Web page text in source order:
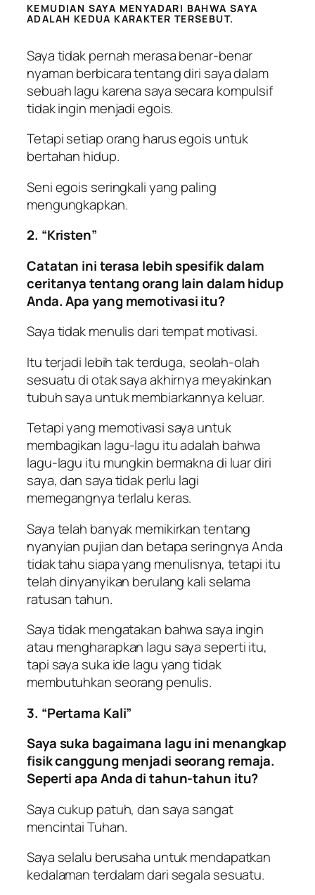
KEMUDIAN SAYA MENYADARI BAHWA SAYA
ADALAH KEDUA KARAKTER TERSEBUT.
Saya tidak pernah merasa benar-benar
nyaman berbicara tentang diri saya dalam
sebuah lagu karena saya secara kompulsif
tidak ingin menjadi egois.
Tetapi setiap orang harus egois untuk
bertahan hidup.
Seni egois seringkali yang paling
mengungkapkan.
2. “Kristen”
Catatan ini terasa lebih spesifik dalam
ceritanya tentang orang lain dalam hidup
Anda. Apa yang memotivasi itu?
Saya tidak menulis dari tempat motivasi.
Itu terjadi lebih tak terduga, seolah-olah
sesuatu di otak saya akhirnya meyakinkan
tubuh saya untuk membiarkannya keluar.
Tetapi yang memotivasi saya untuk
membagikan lagu-lagu itu adalah bahwa
lagu-lagu itu mungkin bermakna di luar diri
saya, dan saya tidak perlu lagi
memegangnya terlalu keras.
Saya telah banyak memikirkan tentang
nyanyian pujian dan betapa seringnya Anda
tidak tahu siapa yang menulisnya, tetapi itu
telah dinyanyikan berulang kali selama
ratusan tahun.
Saya tidak mengatakan bahwa saya ingin
atau mengharapkan lagu saya seperti itu,
tapi saya suka ide lagu yang tidak
membutuhkan seorang penulis.
3. “Pertama Kali”
Saya suka bagaimana lagu ini menangkap
fisik canggung menjadi seorang remaja.
Seperti apa Anda di tahun-tahun itu?
Saya cukup patuh, dan saya sangat
mencintai Tuhan.
Saya selalu berusaha untuk mendapatkan
kedalaman terdalam dari segala sesuatu.